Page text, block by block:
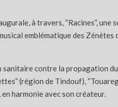
à travers, “Racines”, une
emblématique des
contre la propagation
(région de Tindouf),
harmonie avec son créateur.